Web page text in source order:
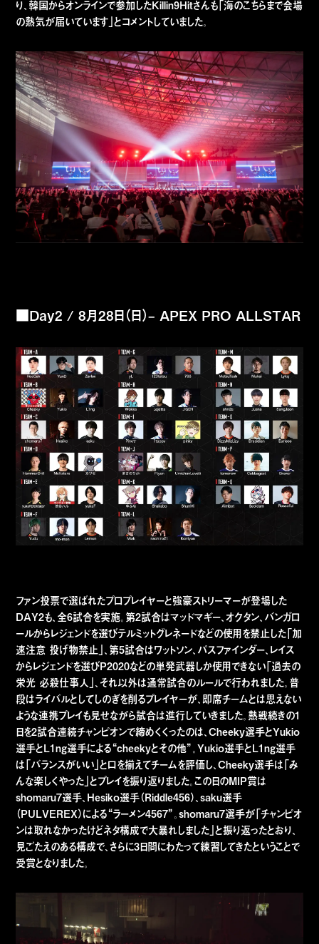
り、韓国からオンラインで参加したKillin9Hitさんも「海のこちらまで会場
の熱気が届いています」とコメントしていました。
■Day2 / 8月28日（日）– APEX PRO ALLSTAR
ファン投票で選ばれたプロプレイヤーと強豪ストリーマーが登場した
DAY2も、全6試合を実施。第2試合はマッドマギー、オクタン、バンガロ
ールからレジェンドを選びテルミットグレネードなどの使用を禁止した「加
速注意 投げ物禁止」、第5試合はワットソン、パスファインダー、レイス
からレジェンドを選びP2020などの単発武器しか使用できない「過去の
栄光 必殺仕事人」、それ以外は通常試合のルールで行われました。普
段はライバルとしてしのぎを削るプレイヤーが、即席チームとは思えない
ような連携プレイも見せながら試合は進行していきました。熱戦続きの1
日を2試合連続チャンピオンで締めくくったのは、Cheeky選手とYukio
選手とL1ng選手による“cheekyとその他”。Yukio選手とL1ng選手
は「バランスがいい」と口を揃えてチームを評価し、Cheeky選手は「み
んな楽しくやった」とプレイを振り返りました。この日のMIP賞は
shomaru7選手、Hesiko選手（Riddle456）、saku選手
（PULVEREX）による“ラーメン4567”。shomaru7選手が「チャンピオ
ンは取れなかったけどネタ構成で大暴れしました」と振り返ったとおり、
見ごたえのある構成で、さらに3日間にわたって練習してきたということで
受賞となりました。